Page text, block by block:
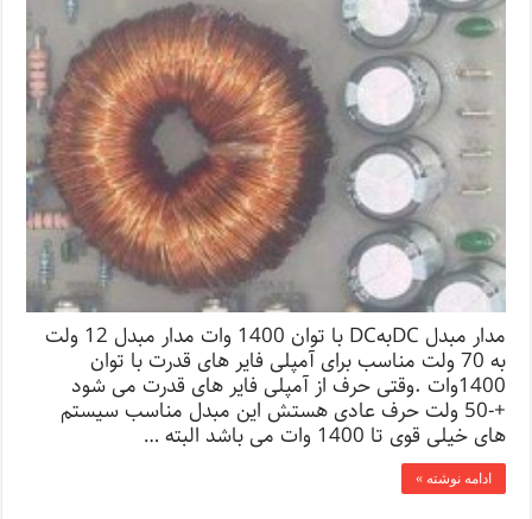
مدار مبدل DCبهDC با توان 1400 وات مدار مبدل 12 ولت
به 70 ولت مناسب برای آمپلی فایر های قدرت با توان
1400وات .وقتی حرف از آمپلی فایر های قدرت می شود
+-50 ولت حرف عادی هستش این مبدل مناسب سیستم
های خیلی قوی تا 1400 وات می باشد البته …
ادامه نوشته »